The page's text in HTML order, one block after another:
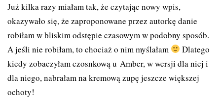
Już kilka razy miałam tak, że czytając nowy wpis,
okazywało się, że zaproponowane przez autorkę danie
robiłam w bliskim odstępie czasowym w podobny sposób.
A jeśli nie robiłam, to chociaż o nim myślałam
Dlatego
kiedy zobaczyłam czosnkową u Amber, w wersji dla niej i
dla niego, nabrałam na kremową zupę jeszcze większej
ochoty!